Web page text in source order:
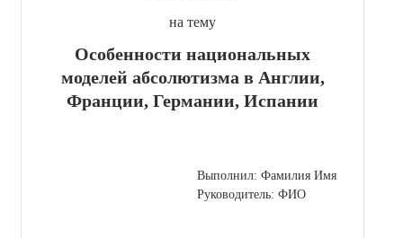
на тему
Особенности национальных
моделей абсолютизма в Англии,
Франции, Германии, Испании
Выполнил: Фамилия Имя
Руководитель: ФИО